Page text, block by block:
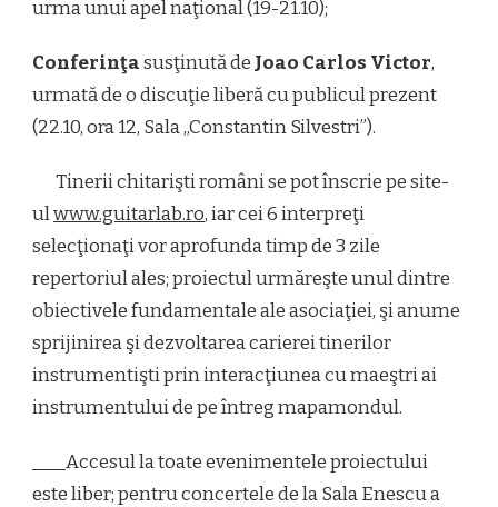
urma unui apel naţional (19-21.10);
Conferinţasusţinută de Joao Carlos Victor,
urmată de o discuţie liberă cu publicul prezent
(22.10, ora 12, Sala „Constantin Silvestri”).
Tinerii chitarişti români se pot înscrie pe site-
ulwww.guitarlab.ro, iar cei 6 interpreţi
selecţionaţi vor aprofunda timp de 3 zile
repertoriul ales; proiectul urmăreşte unul dintre
obiectivele fundamentale ale asociaţiei, şi anume
sprijinirea şi dezvoltarea carierei tinerilor
instrumentişti prin interacţiunea cu maeştri ai
instrumentului de pe întreg mapamondul.
Accesul la toate evenimentele proiectului
este liber; pentru concertele de la Sala Enescu a